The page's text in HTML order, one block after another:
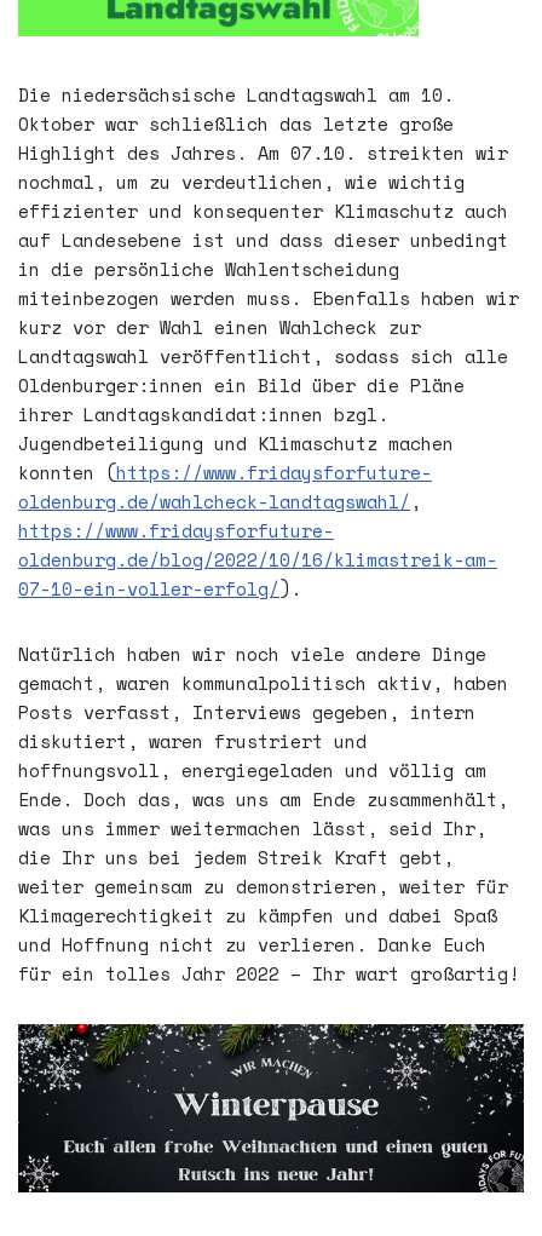
Die niedersächsische Landtagswahl am 10.
Oktober war schließlich das letzte große
Highlight des Jahres. Am 07.10. streikten wir
nochmal, um zu verdeutlichen, wie wichtig
effizienter und konsequenter Klimaschutz auch
auf Landesebene ist und dass dieser unbedingt
in die persönliche Wahlentscheidung
miteinbezogen werden muss. Ebenfalls haben wir
kurz vor der Wahl einen Wahlcheck zur
Landtagswahl veröffentlicht, sodass sich alle
Oldenburger:innen ein Bild über die Pläne
ihrer Landtagskandidat:innen bzgl.
Jugendbeteiligung und Klimaschutz machen
konnten (https://www.fridaysforfuture-
oldenburg.de/wahlcheck-landtagswahl/ ,
https://www.fridaysforfuture-
oldenburg.de/blog/2022/10/16/klimastreik-am-
07-10-ein-voller-erfolg/).
Natürlich haben wir noch viele andere Dinge
gemacht, waren kommunalpolitisch aktiv, haben
Posts verfasst, Interviews gegeben, intern
diskutiert, waren frustriert und
hoffnungsvoll, energiegeladen und völlig am
Ende. Doch das, was uns am Ende zusammenhält,
was uns immer weitermachen lässt, seid Ihr,
die Ihr uns bei jedem Streik Kraft gebt,
weiter gemeinsam zu demonstrieren, weiter für
Klimagerechtigkeit zu kämpfen und dabei Spaß
und Hoffnung nicht zu verlieren. Danke Euch
für ein tolles Jahr 2022 – Ihr wart großartig!